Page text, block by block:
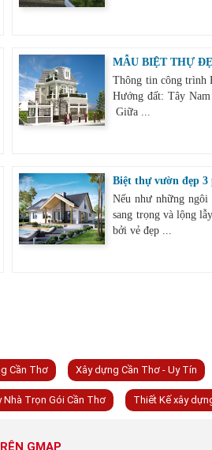
MẪU BIỆT THỰ
Thông tin công trình
Hướng đất: Tây
Giữa ...
Biệt thự vườn đẹp 3
Nếu như những ngôi
sang trọng và lộng
bởi vẻ đẹp ...
Cần Thơ Xây dựng Cần Thơ - Uy Tín
Nhà Trọn Gói Cần Thơ Thiết Kế xây
GMAP